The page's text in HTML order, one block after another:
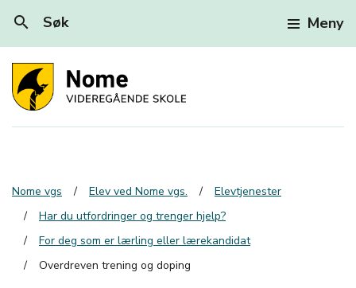
search Søk Meny
Nome vgs Elev ved Nome vgs.
Elevtjenester
Har du utfordringer og trenger hjelp?
For deg som er lærling eller lærekandidat
Overdreven trening og doping